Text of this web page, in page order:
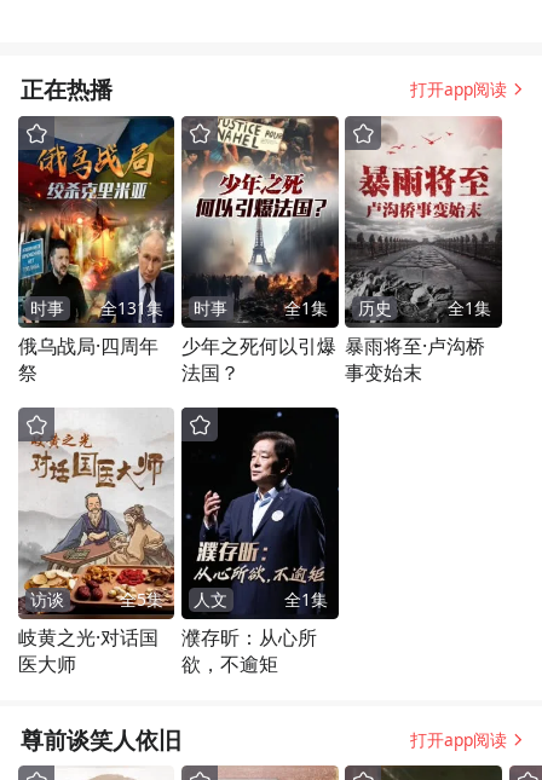
正在热播 打开app阅读
时事 全131集
俄乌战局·四周年
祭
时事 全1集
少年之死何以引爆
法国？
历史 全1集
暴雨将至·卢沟桥
事变始末
访谈 全5集
岐黄之光·对话国
医大师
人文 全1集
濮存昕：从心所
欲，不逾矩
尊前谈笑人依旧 打开app阅读